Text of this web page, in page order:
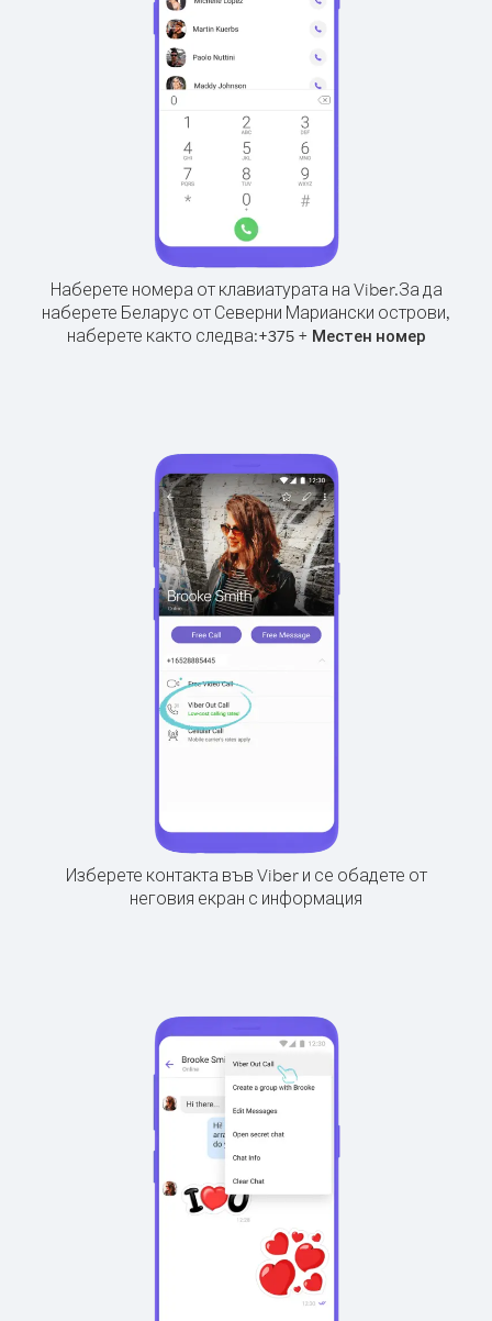
Наберете номера от клавиатурата на Viber.За да
наберете Беларус от Северни Мариански острови,
наберете както следва:+375+ Местен номер
Изберете контакта във Viber и се обадете от
неговия екран с информация